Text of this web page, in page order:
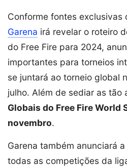
Conforme fontes exclusivas
Garena irá revelar o roteiro
do Free Fire para 2024,
importantes para torneios
se juntará ao torneio global
julho. Além de sediar as tão
Globais do Free Fire World
novembro.
Garena também anunciará
todas as competições da